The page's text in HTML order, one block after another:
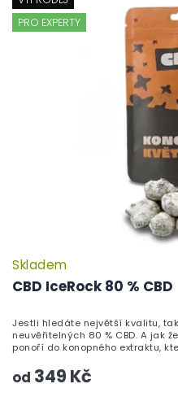
PRO EXPERTY
CBD IceRock 80 % CBD
Skladem
od 349 Kč
Jestli hledáte největší kvalitu,
neuvěřitelných 80 % CBD. A jak
ponoří do konopného extraktu,